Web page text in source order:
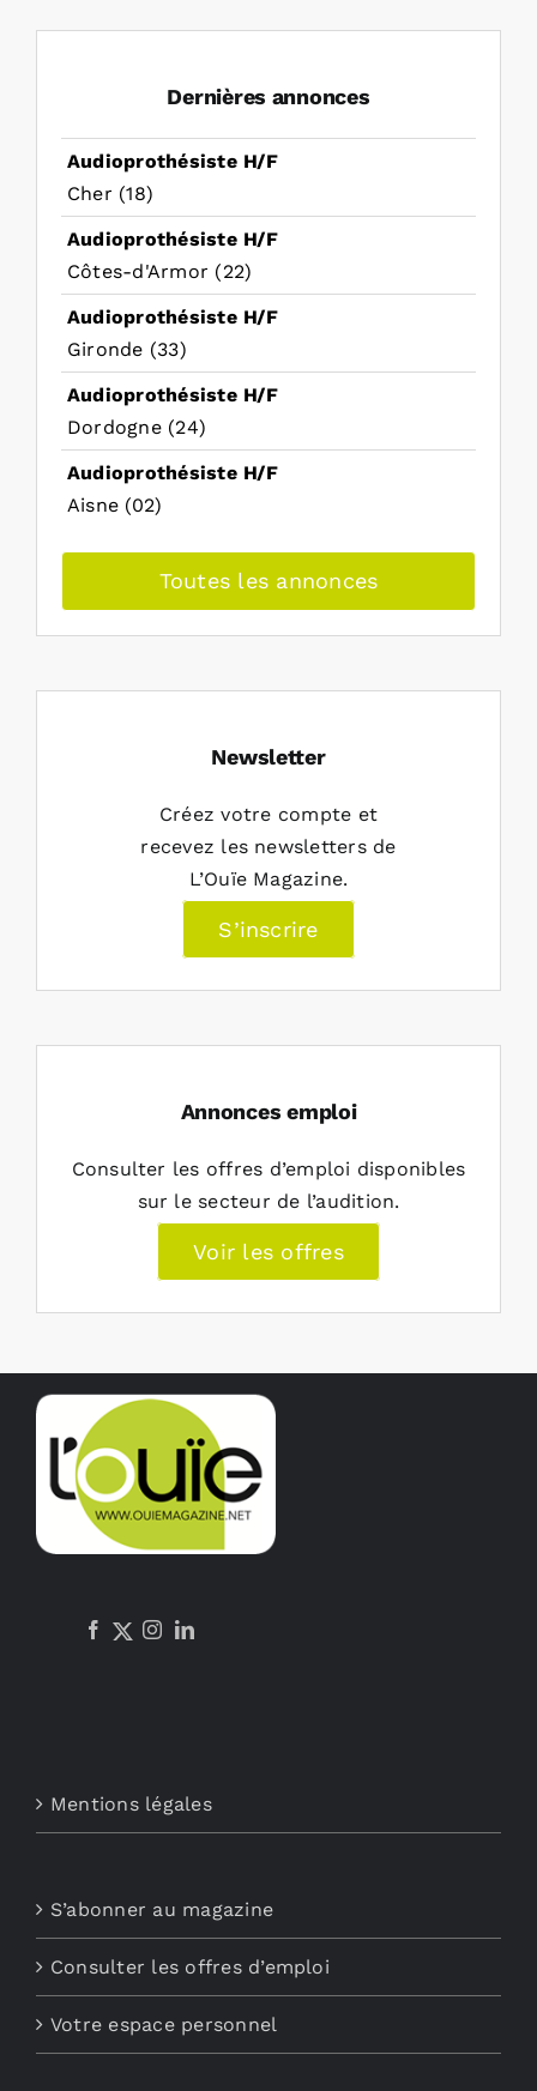
Dernières annonces
Audioprothésiste H/F
Cher (18)
Audioprothésiste H/F
Côtes-d'Armor (22)
Audioprothésiste H/F
Gironde (33)
Audioprothésiste H/F
Dordogne (24)
Audioprothésiste H/F
Aisne (02)
Toutes les annonces
Newsletter
Créez votre compte et
recevez les newsletters de
L’Ouïe Magazine.
S’inscrire
Annonces emploi
Consulter les offres d’emploi disponibles
sur le secteur de l’audition.
Voir les offres
Mentions légales
S’abonner au magazine
Consulter les offres d’emploi
Votre espace personnel